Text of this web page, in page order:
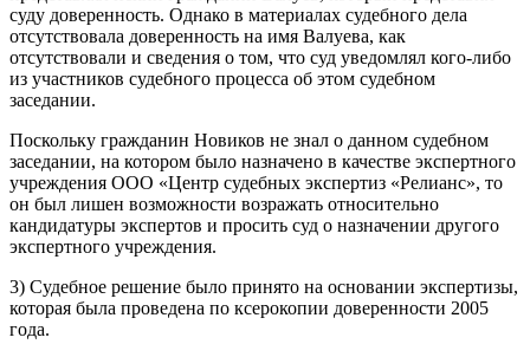
суду доверенность. Однако в материалах судебного дела
отсутствовала доверенность на имя Валуева, как
отсутствовали и сведения о том, что суд уведомлял кого-либо
из участников судебного процесса об этом судебном
заседании.
Поскольку гражданин Новиков не знал о данном судебном
заседании, на котором было назначено в качестве экспертного
учреждения ООО «Центр судебных экспертиз «Релианс», то
он был лишен возможности возражать относительно
кандидатуры экспертов и просить суд о назначении другого
экспертного учреждения.
3) Судебное решение было принято на основании экспертизы,
которая была проведена по ксерокопии доверенности 2005
года.